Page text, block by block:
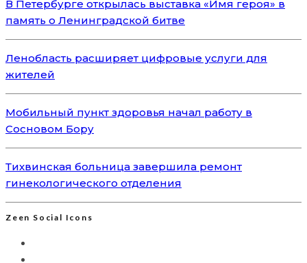
В Петербурге открылась выставка «Имя героя» в
память о Ленинградской битве
Ленобласть расширяет цифровые услуги для
жителей
Мобильный пункт здоровья начал работу в
Сосновом Бору
Тихвинская больница завершила ремонт
гинекологического отделения
Zeen Social Icons